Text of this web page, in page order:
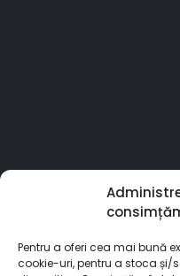
Pentru a oferi cea mai bună
cookie-uri, pentru a stoca